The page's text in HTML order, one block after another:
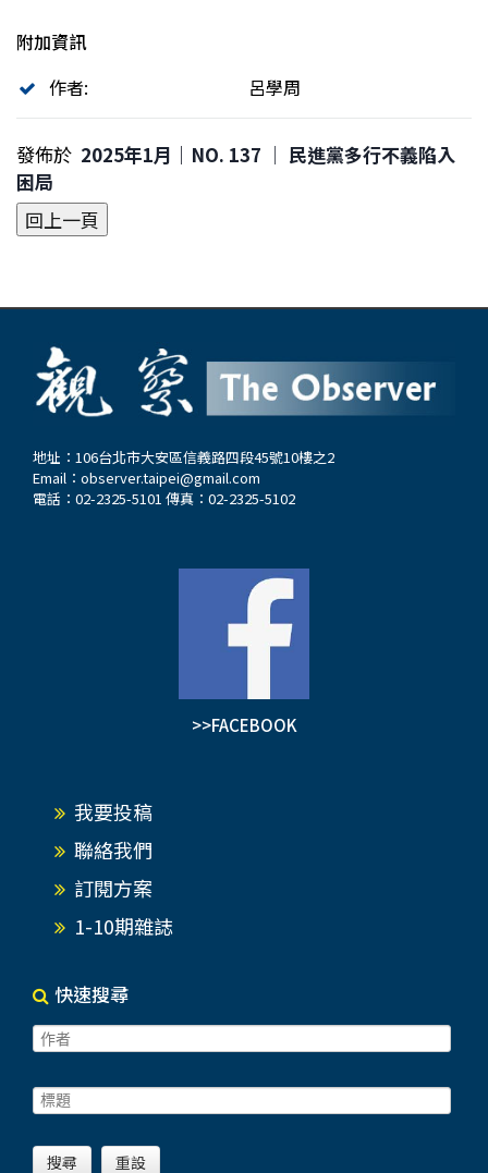
附加資訊
作者:
呂學周
發佈於 2025年1月｜NO. 137 │ 民進黨多行不義陷入
困局
地址：106台北市大安區信義路四段45號10樓之2
Email： observer.taipei@gmail.com
電話：02-2325-5101 傳真：02-2325-5102
>>FACEBOOK
我要投稿
聯絡我們
訂閱方案
1-10期雜誌
快速搜尋